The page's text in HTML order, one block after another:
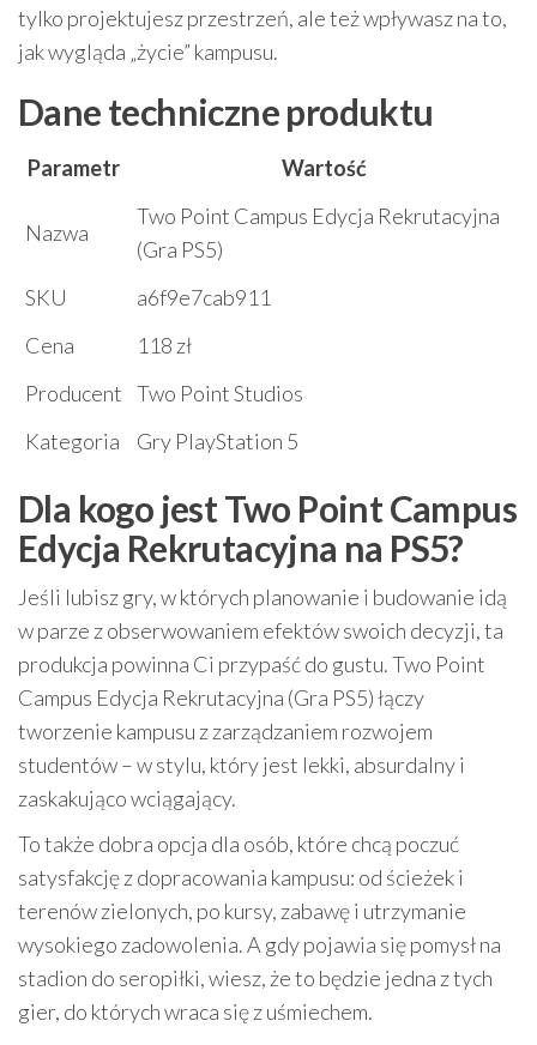
tylko projektujesz przestrzeń, ale też wpływasz na to,
jak wygląda „życie” kampusu.
Dane techniczne produktu
Parametr Wartość
Nazwa
Two Point Campus Edycja Rekrutacyjna
(Gra PS5)
SKU
a6f9e7cab911
Cena
118 zł
Producent Two Point Studios
Kategoria
Gry PlayStation 5
Dla kogo jest Two Point Campus
Edycja Rekrutacyjna na PS5?
Jeśli lubisz gry, w których planowanie i budowanie idą
w parze z obserwowaniem efektów swoich decyzji, ta
produkcja powinna Ci przypaść do gustu. Two Point
Campus Edycja Rekrutacyjna (Gra PS5) łączy
tworzenie kampusu z zarządzaniem rozwojem
studentów – w stylu, który jest lekki, absurdalny i
zaskakująco wciągający.
To także dobra opcja dla osób, które chcą poczuć
satysfakcję z dopracowania kampusu: od ścieżek i
terenów zielonych, po kursy, zabawę i utrzymanie
wysokiego zadowolenia. A gdy pojawia się pomysł na
stadion do seropiłki, wiesz, że to będzie jedna z tych
gier, do których wraca się z uśmiechem.